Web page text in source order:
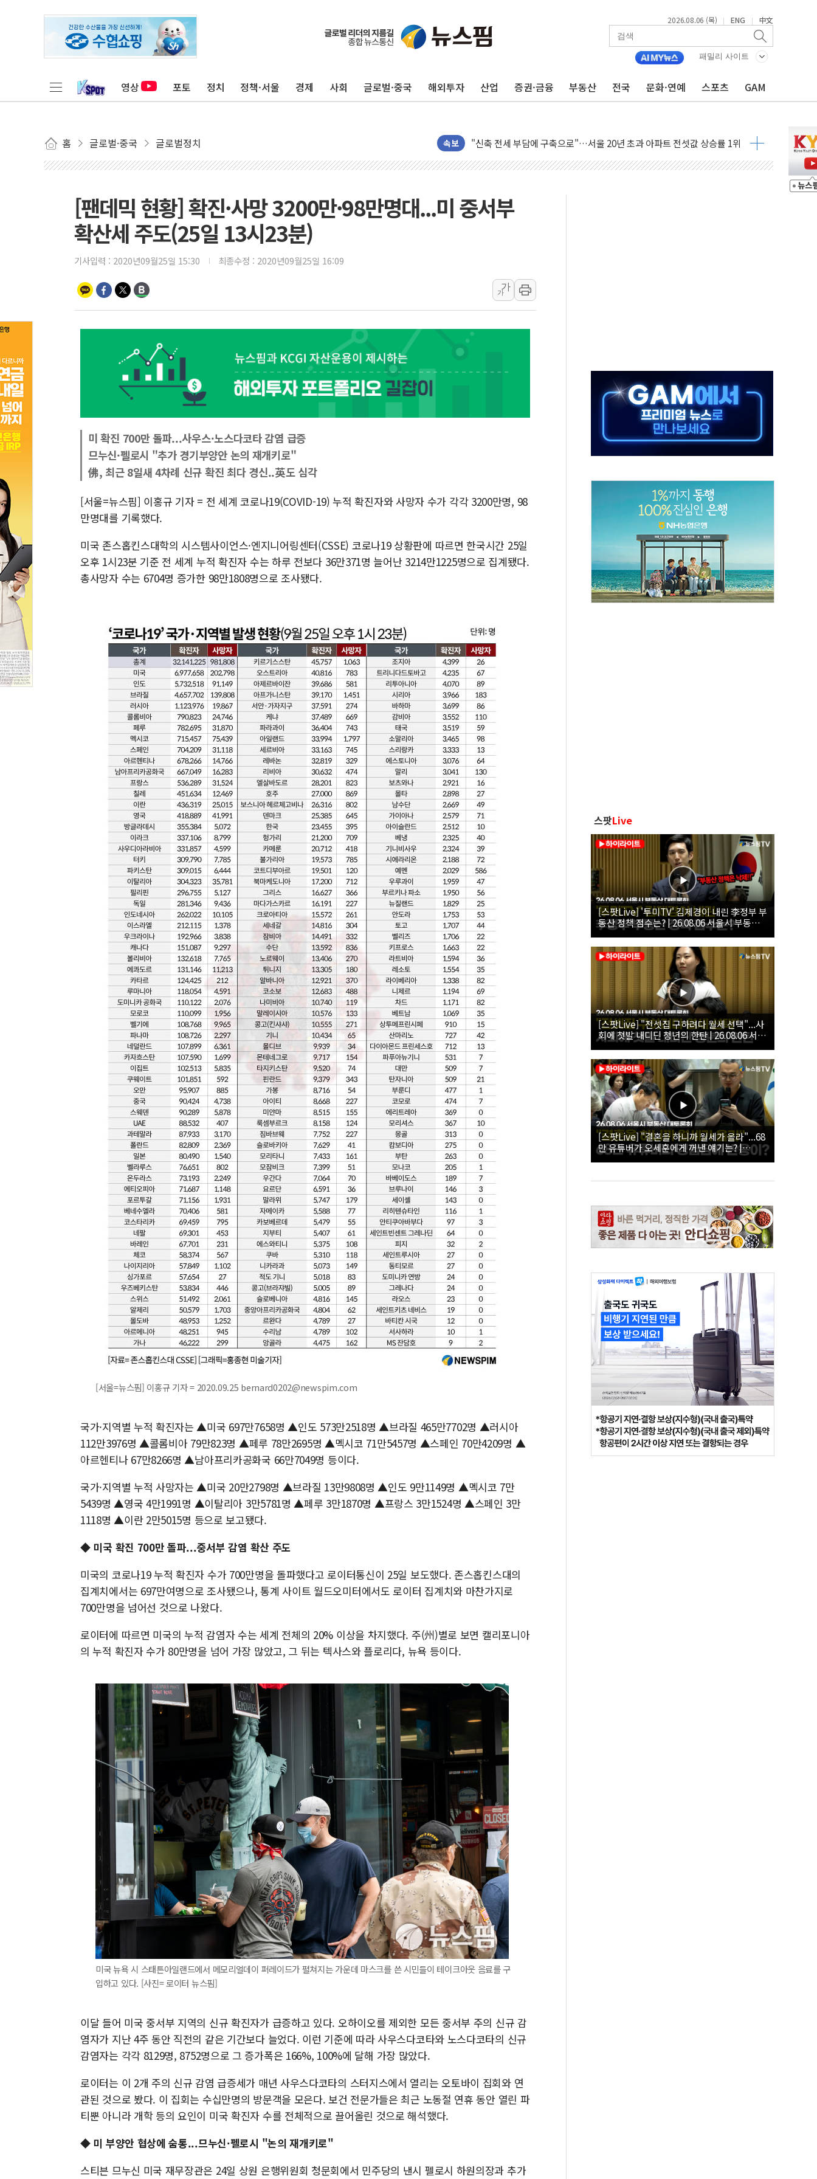
2026.08.06 (목) | ENG | 中文
패밀리 사이트
영상 포토 정치 정책·서울 경제 사회 글로벌·중국 해외투자 산업 증권·금융 부동산 전국 문화·연예 스포츠 GAM
홈 글로벌·중국 글로벌정치 속보
[ETF 시황] SK하이닉스 인버스 20% 급등…레버리지 급락
"신축 전세 부담에 구축으로"…서울 20년 초과 아파트 전셋값 상승률 1위
[중국증시 마감] 혼조 마감, 폭염·전력 수요에 석탄주 강세
국내 최초 상업용 AI 데이터센터 포항서 '첫 삽'…2028년 가동 예정
[마감시황] 반도체가 흔든 코스피…4.58% 급락 속 코스닥만 웃었다
고객 탓하며 배상 피하던 통신 3사…공정위에서 제동
파주 쇼핑백 제조 공장서 화재 4개 동 전소…인명피해 없어
KT&G, 상반기 역대 최대매출…중간배당금 2000원으로 상향
에이루트, 글로벌 리테일 박람회서 신규 채널 확보
[뉴스핌 뉴스레터 Today ANDA] 8월 6일
인천공항 여객터미널, 대형 미디어아트로 다채로운 볼거리 제공
해군, 독도 인근서 동해영토수호훈련 비공개 실시
[팬데믹 현황] 확진·사망 3200만·98만명대...미 중서부
확산세 주도(25일 13시23분)
기사입력 : 2020년09월25일 15:30 최종수정 : 2020년09월25일 16:09
가
가
미 확진 700만 돌파...사우스·노스다코타 감염 급증
므누신·펠로시 "추가 경기부양안 논의 재개키로"
佛, 최근 8일새 4차례 신규 확진 최다 경신..英도 심각
[서울=뉴스핌] 이홍규 기자 = 전 세계 코로나19(COVID-19) 누적 확진자와 사망자 수가 각각 3200만명, 98
만명대를 기록했다.
미국 존스홉킨스대학의 시스템사이언스·엔지니어링센터(CSSE) 코로나19 상황판에 따르면 한국시간 25일
오후 1시23분 기준 전 세계 누적 확진자 수는 하루 전보다 36만371명 늘어난 3214만1225명으로 집계됐다.
총사망자 수는 6704명 증가한 98만1808명으로 조사됐다.
[서울=뉴스핌] 이홍규 기자 = 2020.09.25 bernard0202@newspim.com
국가·지역별 누적 확진자는 ▲미국 697만7658명 ▲인도 573만2518명 ▲브라질 465만7702명 ▲러시아
112만3976명 ▲콜롬비아 79만823명 ▲페루 78만2695명 ▲멕시코 71만5457명 ▲스페인 70만4209명 ▲
아르헨티나 67만8266명 ▲남아프리카공화국 66만7049명 등이다.
국가·지역별 누적 사망자는 ▲미국 20만2798명 ▲브라질 13만9808명 ▲인도 9만1149명 ▲멕시코 7만
5439명 ▲영국 4만1991명 ▲이탈리아 3만5781명 ▲페루 3만1870명 ▲프랑스 3만1524명 ▲스페인 3만
1118명 ▲이란 2만5015명 등으로 보고됐다.
◆ 미국 확진 700만 돌파...중서부 감염 확산 주도
미국의 코로나19 누적 확진자 수가 700만명을 돌파했다고 로이터통신이 25일 보도했다. 존스홉킨스대의
집계치에서는 697만여명으로 조사됐으나, 통계 사이트 월드오미터에서도 로이터 집계치와 마찬가지로
700만명을 넘어선 것으로 나왔다.
로이터에 따르면 미국의 누적 감염자 수는 세계 전체의 20% 이상을 차지했다. 주(州)별로 보면 캘리포니아
의 누적 확진자 수가 80만명을 넘어 가장 많았고, 그 뒤는 텍사스와 플로리다, 뉴욕 등이다.
미국 뉴욕 시 스태튼아일랜드에서 메모리얼데이 퍼레이드가 펼쳐지는 가운데 마스크를 쓴 시민들이 테이크아웃 음료를 구
입하고 있다. [사진= 로이터 뉴스핌]
이달 들어 미국 중서부 지역의 신규 확진자가 급증하고 있다. 오하이오를 제외한 모든 중서부 주의 신규 감
염자가 지난 4주 동안 직전의 같은 기간보다 늘었다. 이런 기준에 따라 사우스다코타와 노스다코타의 신규
감염자는 각각 8129명, 8752명으로 그 증가폭은 166%, 100%에 달해 가장 많았다.
로이터는 이 2개 주의 신규 감염 급증세가 매년 사우스다코타의 스터지스에서 열리는 오토바이 집회와 연
관된 것으로 봤다. 이 집회는 수십만명의 방문객을 모은다. 보건 전문가들은 최근 노동절 연휴 동안 열린 파
티뿐 아니라 개학 등의 요인이 미국 확진자 수를 전체적으로 끌어올린 것으로 해석했다.
◆ 미 부양안 협상에 숨통...므누신·펠로시 "논의 재개키로"
스티븐 므누신 미국 재무장관은 24일 상원 은행위원회 청문회에서 민주당의 낸시 펠로시 하원의장과 추가
스팟Live
[스팟Live] '투미TV' 김제경이 내린 李정부 부
동산 정책 점수는? | 26.08.06 서울시 부동산
대토론회
[스팟Live] "전셋집 구하려다 월세 선택"...사
회에 첫발 내디딘 청년의 한탄 | 26.08.06 서울
시 부동산 대토론회
[스팟Live] "결혼을 하니까 월세가 올라"...68
만 유튜버가 오세훈에게 꺼낸 얘기는? |
26.08.06 서울시 부동산 대토론회